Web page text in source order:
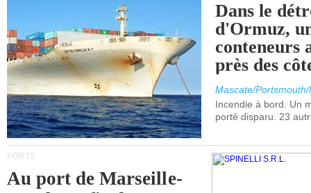
Dans le
d'Ormuz,
conteneurs
près des
Mascate/
Incendie à bord. Un
porté disparu. 23
PORTS
Au port de Marseille-